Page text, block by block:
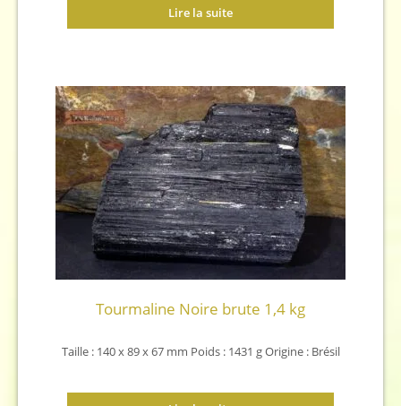
Lire la suite
Tourmaline Noire brute 1,4 kg
Taille : 140 x 89 x 67 mm Poids : 1431 gOrigine : Brésil